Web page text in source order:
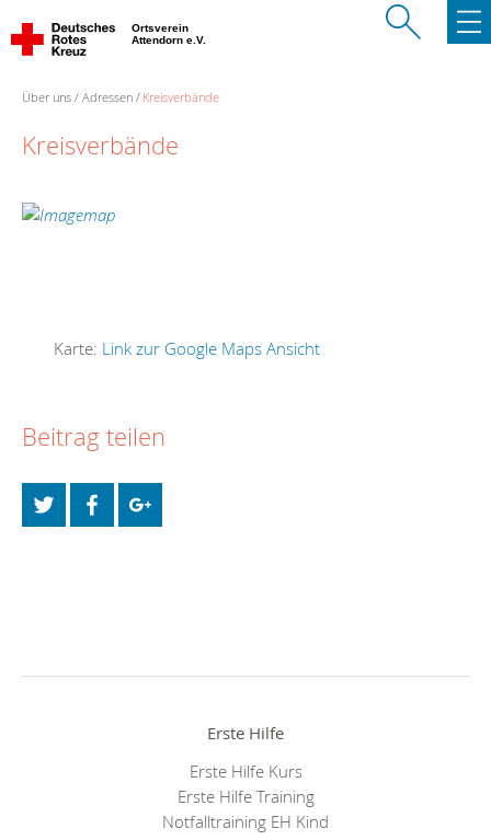
Ortsverein
Attendorn e.V.
Über uns Adressen Kreisverbände
Kreisverbände
Karte: Link zur Google Maps Ansicht
Beitrag teilen
Erste Hilfe
Erste Hilfe Kurs
Erste Hilfe Training
Notfalltraining EH Kind